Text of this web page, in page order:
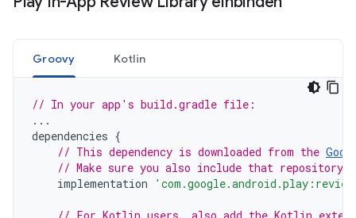
Groovy Kotlin
// In your app's build.gradle file:
...
dependencies {
// This dependency is downloaded from the
// Make sure you also include that
implementation